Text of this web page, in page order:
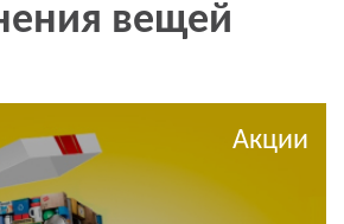
вещей
Акции